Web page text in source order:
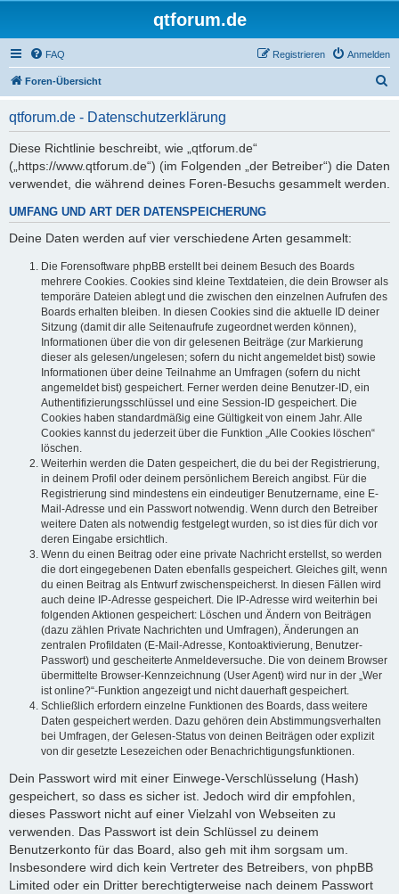
qtforum.de
FAQ Anmelden
Registrieren
Foren-Übersicht
qtforum.de - Datenschutzerklärung
Diese Richtlinie beschreibt, wie „qtforum.de“
(„https://www.qtforum.de“) (im Folgenden „der Betreiber“) die Daten
verwendet, die während deines Foren-Besuchs gesammelt werden.
UMFANG UND ART DER DATENSPEICHERUNG
Deine Daten werden auf vier verschiedene Arten gesammelt:
Die Forensoftware phpBB erstellt bei deinem Besuch des Boards
mehrere Cookies. Cookies sind kleine Textdateien, die dein Browser als
temporäre Dateien ablegt und die zwischen den einzelnen Aufrufen des
Boards erhalten bleiben. In diesen Cookies sind die aktuelle ID deiner
Sitzung (damit dir alle Seitenaufrufe zugeordnet werden können),
Informationen über die von dir gelesenen Beiträge (zur Markierung
dieser als gelesen/ungelesen; sofern du nicht angemeldet bist) sowie
Informationen über deine Teilnahme an Umfragen (sofern du nicht
angemeldet bist) gespeichert. Ferner werden deine Benutzer-ID, ein
Authentifizierungsschlüssel und eine Session-ID gespeichert. Die
Cookies haben standardmäßig eine Gültigkeit von einem Jahr. Alle
Cookies kannst du jederzeit über die Funktion „Alle Cookies löschen“
löschen.
Weiterhin werden die Daten gespeichert, die du bei der Registrierung,
in deinem Profil oder deinem persönlichem Bereich angibst. Für die
Registrierung sind mindestens ein eindeutiger Benutzername, eine E-
Mail-Adresse und ein Passwort notwendig. Wenn durch den Betreiber
weitere Daten als notwendig festgelegt wurden, so ist dies für dich vor
deren Eingabe ersichtlich.
Wenn du einen Beitrag oder eine private Nachricht erstellst, so werden
die dort eingegebenen Daten ebenfalls gespeichert. Gleiches gilt, wenn
du einen Beitrag als Entwurf zwischenspeicherst. In diesen Fällen wird
auch deine IP-Adresse gespeichert. Die IP-Adresse wird weiterhin bei
folgenden Aktionen gespeichert: Löschen und Ändern von Beiträgen
(dazu zählen Private Nachrichten und Umfragen), Änderungen an
zentralen Profildaten (E-Mail-Adresse, Kontoaktivierung, Benutzer-
Passwort) und gescheiterte Anmeldeversuche. Die von deinem Browser
übermittelte Browser-Kennzeichnung (User Agent) wird nur in der „Wer
ist online?“-Funktion angezeigt und nicht dauerhaft gespeichert.
Schließlich erfordern einzelne Funktionen des Boards, dass weitere
Daten gespeichert werden. Dazu gehören dein Abstimmungsverhalten
bei Umfragen, der Gelesen-Status von deinen Beiträgen oder explizit
von dir gesetzte Lesezeichen oder Benachrichtigungsfunktionen.
Dein Passwort wird mit einer Einwege-Verschlüsselung (Hash)
gespeichert, so dass es sicher ist. Jedoch wird dir empfohlen,
dieses Passwort nicht auf einer Vielzahl von Webseiten zu
verwenden. Das Passwort ist dein Schlüssel zu deinem
Benutzerkonto für das Board, also geh mit ihm sorgsam um.
Insbesondere wird dich kein Vertreter des Betreibers, von phpBB
Limited oder ein Dritter berechtigterweise nach deinem Passwort